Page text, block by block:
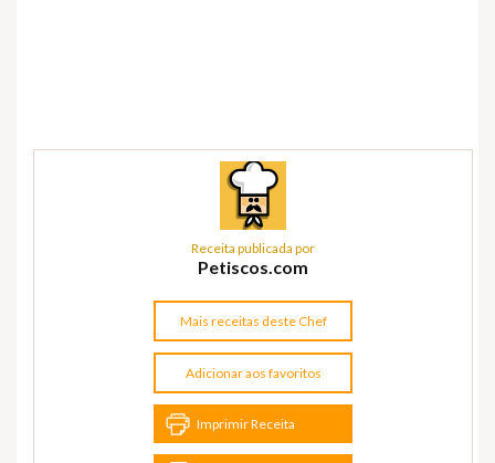
Receita publicada por
Petiscos.com
Mais receitas deste Chef
Adicionar aos favoritos
Imprimir Receita